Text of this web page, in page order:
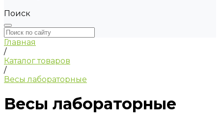
Поиск
Главная
/
Каталог товаров
/
Весы лабораторные
Весы лабораторные